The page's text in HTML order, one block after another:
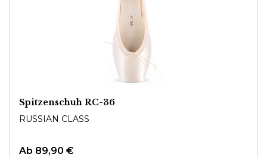
Spitzenschuh RC-36
RUSSIAN CLASS
Ab 89,90 €